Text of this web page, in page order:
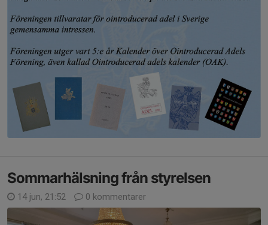
Sommarhälsning från styrelsen
14 jun, 21:52 0 kommentarer